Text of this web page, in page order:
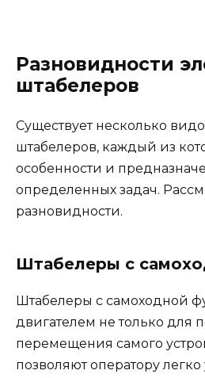
Разновидности
штабелеров
Существует несколько
штабелеров, каждый из
особенности и
определенных задач.
разновидности.
Штабелеры с
Штабелеры с самоходной
двигателем не только для
перемещения самого
позволяют оператору легко